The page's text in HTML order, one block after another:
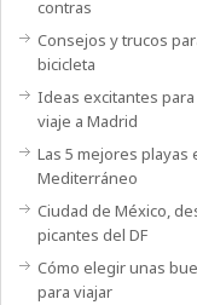
contras
Consejos y trucos
bicicleta
Ideas excitantes
viaje a Madrid
Las 5 mejores
Mediterráneo
Ciudad de México,
picantes del DF
Cómo elegir unas
para viajar